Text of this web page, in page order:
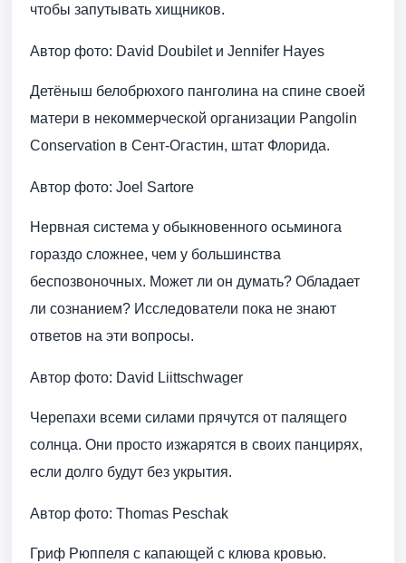
чтобы запутывать хищников.
Автор фото: David Doubilet и Jennifer Hayes
Детёныш белобрюхого панголина на спине своей
матери в некоммерческой организации Pangolin
Conservation в Сент-Огастин, штат Флорида.
Автор фото: Joel Sartore
Нервная система у обыкновенного осьминога
гораздо сложнее, чем у большинства
беспозвоночных. Может ли он думать? Обладает
ли сознанием? Исследователи пока не знают
ответов на эти вопросы.
Автор фото: David Liittschwager
Черепахи всеми силами прячутся от палящего
солнца. Они просто изжарятся в своих панцирях,
если долго будут без укрытия.
Автор фото: Thomas Peschak
Гриф Рюппеля с капающей с клюва кровью.